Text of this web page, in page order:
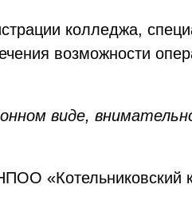
колледжа,
возможности
виде,
«Котельниковский